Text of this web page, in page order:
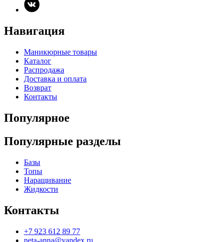
Навигация
Маникюрные товары
Каталог
Распродажа
Доставка и оплата
Возврат
Контакты
Популярное
Популярные разделы
Базы
Топы
Наращивание
Жидкости
Контакты
+7 923 612 89 77
neta-anna@yandex.ru